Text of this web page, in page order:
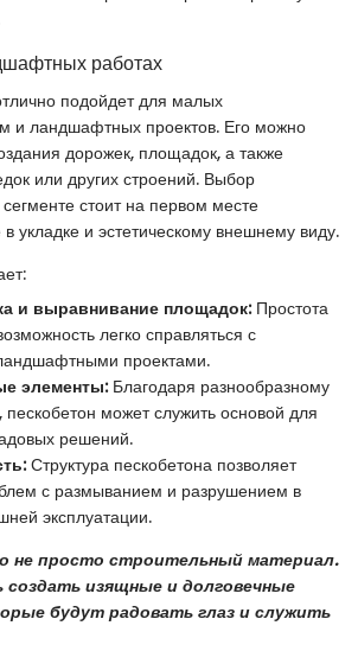
работах
подойдет для малых
и ландшафтных проектов. Его можно
дорожек, площадок, а также
или других строений. Выбор
стоит на первом месте
укладке и эстетическому внешнему виду.
и выравнивание площадок:Простота
легко справляться с
проектами.
элементы:Благодаря разнообразному
может служить основой для
решений.
Структура пескобетона позволяет
с размыванием и разрушением в
эксплуатации.
не просто строительный материал.
изящные и долговечные
будут радовать глаз и служить